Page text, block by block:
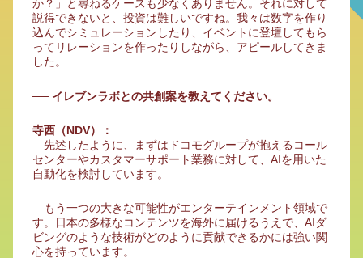
か？」と尋ねるケースも少なくありません。それに対して
説得できないと、投資は難しいですね。我々は数字を作り
込んでシミュレーションしたり、イベントに登壇してもら
ってリレーションを作ったりしながら、アピールしてきま
した。
── イレブンラボとの共創案を教えてください。
寺西（NDV）：
先述したように、まずはドコモグループが抱えるコール
センターやカスタマーサポート業務に対して、AIを用いた
自動化を検討しています。
もう一つの大きな可能性がエンターテインメント領域で
す。日本の多様なコンテンツを海外に届けるうえで、AIダ
ビングのような技術がどのように貢献できるかには強い関
心を持っています。